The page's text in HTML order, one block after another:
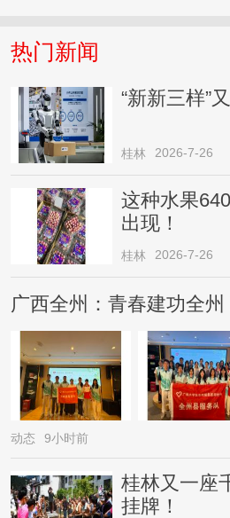
热门新闻
“新新三样”
桂林 2026-7-26
这种水果
出现！
桂林 2026-7-26
广西全州：青春建功全
动态 9小时前
桂林又一座
挂牌！